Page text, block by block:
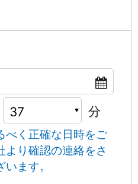
分
べく正確な日時をご
より確認の連絡をさ
ます。